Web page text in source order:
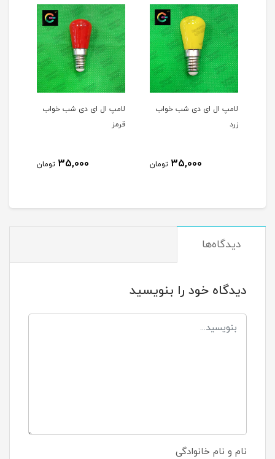
لامپ ال ای دی شب خواب
زرد
35,000 تومان
لامپ ال ای دی شب خواب
قرمز
35,000 تومان
دیدگاه‌ها
دیدگاه خود را بنویسید
نام و نام خانوادگی